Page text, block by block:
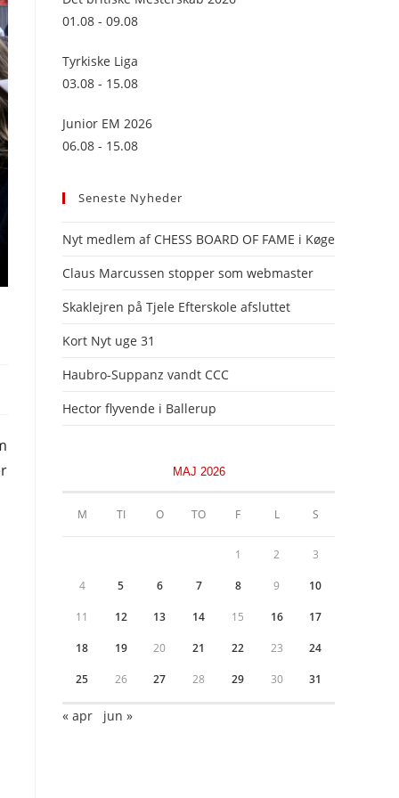
01.08 - 09.08
Tyrkiske Liga
03.08 - 15.08
Junior EM 2026
06.08 - 15.08
Seneste Nyheder
Nyt medlem af CHESS BOARD OF FAME i Køge
Claus Marcussen stopper som webmaster
Skaklejren på Tjele Efterskole afsluttet
Kort Nyt uge 31
Haubro-Suppanz vandt CCC
Hector flyvende i Ballerup
MAJ 2026
M TI O TO F L S
1 2 3
4 5 6 7 8 9 10
11 12 13 14 15 16 17
18 19 20 21 22 23 24
25 26 27 28 29 30 31
« apr jun »